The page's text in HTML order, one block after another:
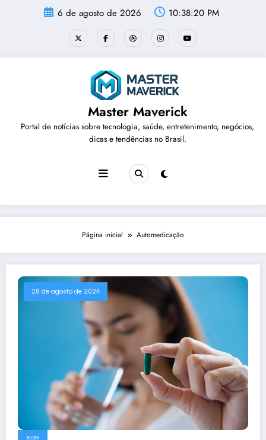
6 de agosto de 2026 10:38:20 PM
Master Maverick
Portal de notícias sobre tecnologia, saúde, entretenimento, negócios,
dicas e tendências no Brasil.
Página inicial Automedicação
28 de agosto de 2024
BLOG